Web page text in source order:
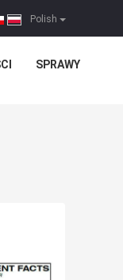
Polish
SPRAWY